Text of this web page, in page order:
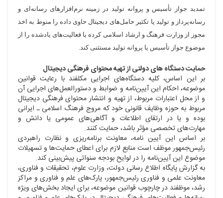
تمدید جواز تأسیس و پروانه تولید در زمینه نرم‌افزارهای رسانه‌ای و
رسانه‌پرداز و تولید یا تکثیر حامل‌های دیجیتال حاوی داده را منوط به اخذ
مجوز از وزارت فرهنگ و ارشاد اسلامی کرده یا فعالیت‌های یادشده را از
موضوع جواز تأسیس یا پروانه تولید مستثنی کند.
حمایت دستگاه های دولتی از تهیه محتوای فرهنگی دیجیتال
بر این اساس، کلیه دستگاه‌های اجرایی مکلفند با رعایت قوانین
موضوعه، احکام این آیین‌نامه و ضوابط و دستورالعمل‌های اجرایی آن
و از محل اعتبارات مربوط، از تهیه و انتشار محتوای فرهنگی دیجیتال
مربوط به حوزه وظایف قانونی خود که مروج فرهنگ اسلامی ـ ایرانی
بوده و یا در ارتقای اطلاعات و آگاهی‌های عمومی یا دانش و
مهارت‌های تخصصی مؤثر باشد، حمایت کنند.
بر اساس این آیین نامه، معاونت برنامه‌ریزی و نظارت راهبردی
رئیس‌جمهور موظف است منابع لازم برای اعطای حمایت‌ها و تسهیلات
موضوع این آیین‌نامه را در لوایح بودجه سنواتی پیش‌بینی کند.
به گزارش پایگاه اطلاع رسانی دولت، وزارت علوم، تحقیقات و فناوری،
معاونت علمی و فناوری رئیس‌جمهور، پارک‌های علم و فناوری و مراکز
رشد، موظفند در چارچوب قوانین موضوعه، برای ایجاد بخش‌های ویژه